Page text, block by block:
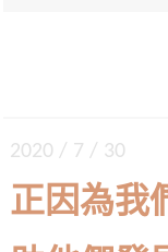
2020 / 7 / 30
正因為我